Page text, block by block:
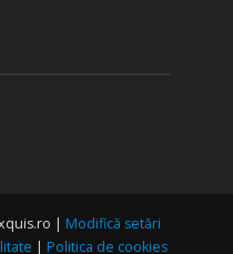
| Modifică setări
Politica de cookies